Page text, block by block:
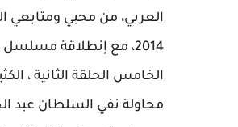
العربي، من محبي ومتابعي
2014، مع إنطلاقة
الخامس الحلقة الثانية ،
محاولة نفي السلطان عبد